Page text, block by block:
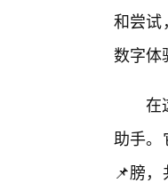
和尝试
数字体
在
助手。
📌膀